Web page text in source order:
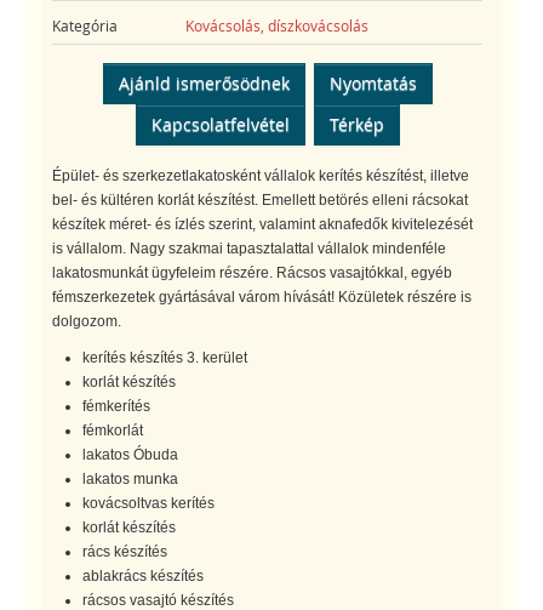
Kategória Kovácsolás, díszkovácsolás
Ajánld ismerősödnek
Nyomtatás
Kapcsolatfelvétel
Térkép
Épület- és szerkezetlakatosként vállalok kerítés készítést, illetve
bel- és kültéren korlát készítést. Emellett betörés elleni rácsokat
készítek méret- és ízlés szerint, valamint aknafedők kivitelezését
is vállalom. Nagy szakmai tapasztalattal vállalok mindenféle
lakatosmunkát ügyfeleim részére. Rácsos vasajtókkal, egyéb
fémszerkezetek gyártásával várom hívását! Közületek részére is
dolgozom.
kerítés készítés 3. kerület
korlát készítés
fémkerítés
fémkorlát
lakatos Óbuda
lakatos munka
kovácsoltvas kerítés
korlát készítés
rács készítés
ablakrács készítés
rácsos vasajtó készítés